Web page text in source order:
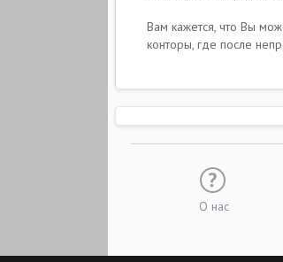
Вам кажется, что Вы
конторы, где после
О нас